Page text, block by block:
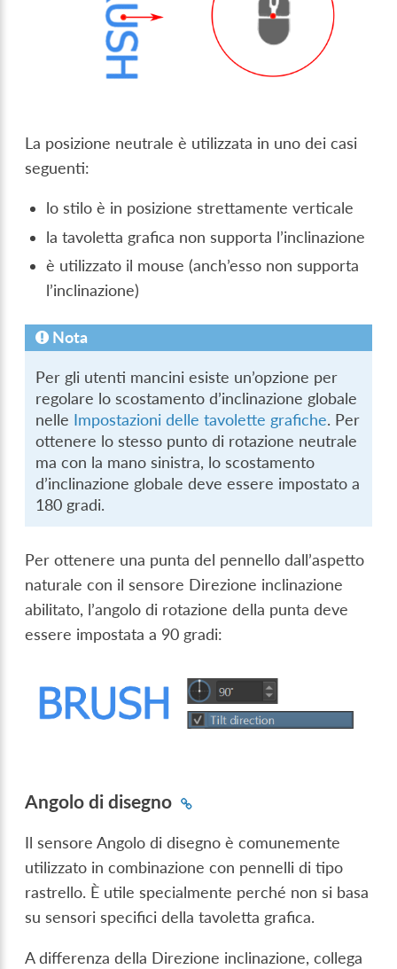
La posizione neutrale è utilizzata in uno dei casi
seguenti:
lo stilo è in posizione strettamente verticale
la tavoletta grafica non supporta l’inclinazione
è utilizzato il mouse (anch’esso non supporta
l’inclinazione)
Nota
Per gli utenti mancini esiste un’opzione per
regolare lo scostamento d’inclinazione globale
nelle Impostazioni delle tavolette grafiche. Per
ottenere lo stesso punto di rotazione neutrale
ma con la mano sinistra, lo scostamento
d’inclinazione globale deve essere impostato a
180 gradi.
Per ottenere una punta del pennello dall’aspetto
naturale con il sensore Direzione inclinazione
abilitato, l’angolo di rotazione della punta deve
essere impostata a 90 gradi:
Angolo di disegno
Il sensore Angolo di disegno è comunemente
utilizzato in combinazione con pennelli di tipo
rastrello. È utile specialmente perché non si basa
su sensori specifici della tavoletta grafica.
A differenza della Direzione inclinazione, collega